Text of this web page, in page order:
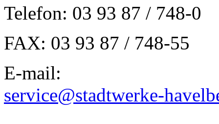
Telefon: 03 93 87 / 748-0
FAX: 03 93 87 / 748-55
E-mail:
service@stadtwerke-